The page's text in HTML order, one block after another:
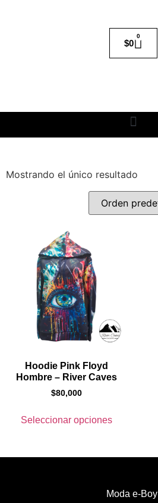
$0
0
Mostrando el único resultado
Hoodie Pink Floyd
Hombre – River Caves
$80,000
Seleccionar opciones
Moda e-Boy